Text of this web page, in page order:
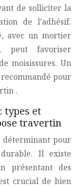
de solliciter la
de l’adhésif.
avec un mortier
peut favoriser
moisissures. Un
pour
.
types et
travertin
déterminant pour
durable. Il existe
présentant des
crucial de bien